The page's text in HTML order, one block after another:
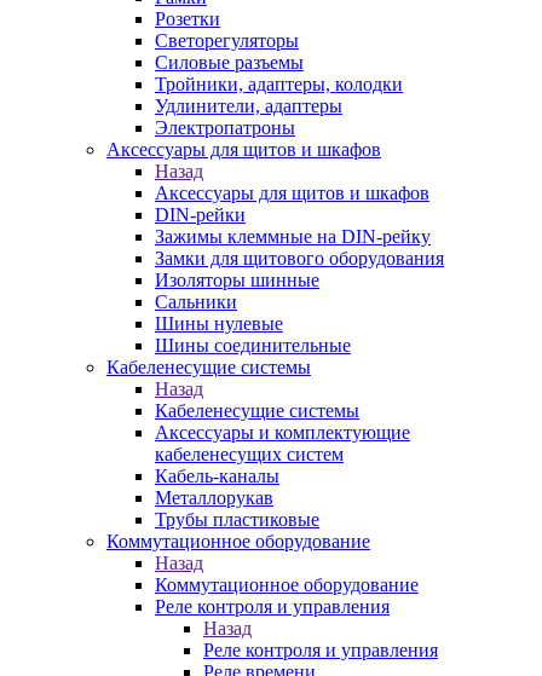
Розетки
Светорегуляторы
Силовые разъемы
Тройники, адаптеры, колодки
Удлинители, адаптеры
Электропатроны
Аксессуары для щитов и шкафов
Назад
Аксессуары для щитов и шкафов
DIN-рейки
Зажимы клеммные на DIN-рейку
Замки для щитового оборудования
Изоляторы шинные
Сальники
Шины нулевые
Шины соединительные
Кабеленесущие системы
Назад
Кабеленесущие системы
Аксессуары и комплектующие
кабеленесущих систем
Кабель-каналы
Металлорукав
Трубы пластиковые
Коммутационное оборудование
Назад
Коммутационное оборудование
Реле контроля и управления
Назад
Реле контроля и управления
Реле времени